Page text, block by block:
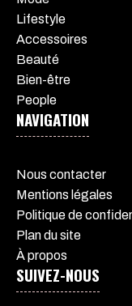
Lifestyle
Accessoires
Beauté
Bien-être
People
NAVIGATION
Nous contacter
Mentions légales
Politique de
Plan du site
À propos
SUIVEZ-NOUS